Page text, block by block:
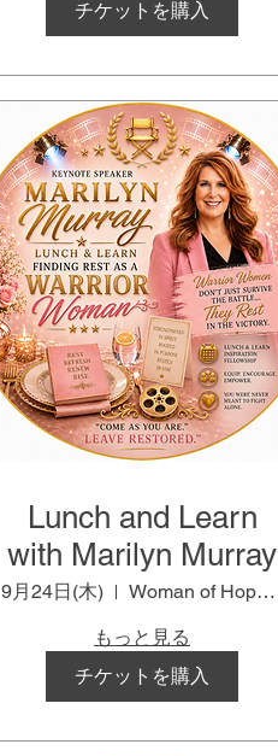
チケットを購入
Lunch and Learn
with Marilyn Murray
9月24日(木)
Woman of Hope Room
もっと見る
チケットを購入